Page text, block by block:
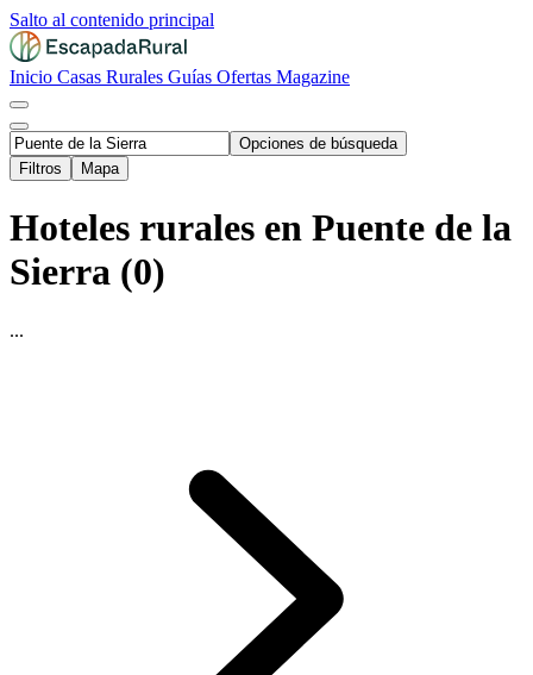
Salto al contenido principal
Inicio Casas Rurales Guías Ofertas Magazine
Opciones de búsqueda
Filtros
Mapa
Hoteles rurales en Puente de la
Sierra (0)
...